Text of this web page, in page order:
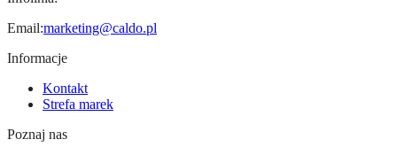
Email:marketing@caldo.pl
Informacje
Kontakt
Strefa marek
Poznaj nas